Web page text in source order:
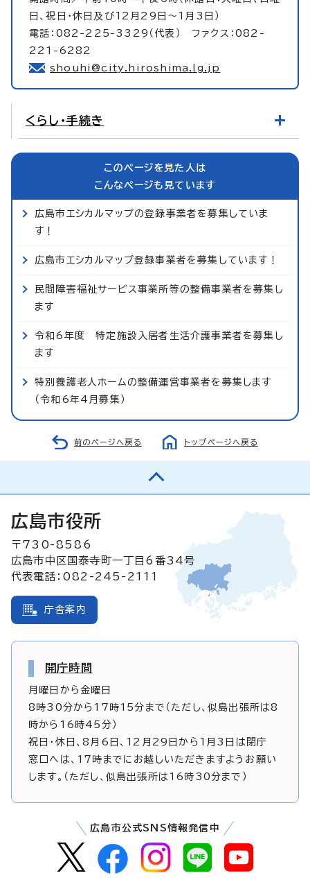
日、祝日・休日及び12月29日～1月3日）
電話：082-225-3329（代表） ファクス：082-
221-6282
shouhi@city.hiroshima.lg.jp
くらし・手続き
このページを見た人は
こんなページも見ています
広島市エシカルマップの登録事業者を募集していま
す！
広島市エシカルマップ登録事業者を募集しています！
民間障害福祉サービス事業所等の整備事業者を募集し
ます
令和6年度 特定施設入居者生活介護事業者を募集し
ます
特別養護老人ホームの整備運営事業者を募集します
（令和6年4月募集）
前のページへ戻る トップページへ戻る
広島市役所
〒730-8586
広島市中区国泰寺町一丁目6番34号
代表電話：082-245-2111
庁舎案内
開庁時間
月曜日から金曜日
8時30分から17時15分まで（ただし、似島出張所は8
時から16時45分）
祝日・休日、8月6日、12月29日から1月3日は閉庁
窓口へは、17時までにお越しいただきますようお願い
します。（ただし、似島出張所は16時30分まで）
広島市公式SNS情報発信中